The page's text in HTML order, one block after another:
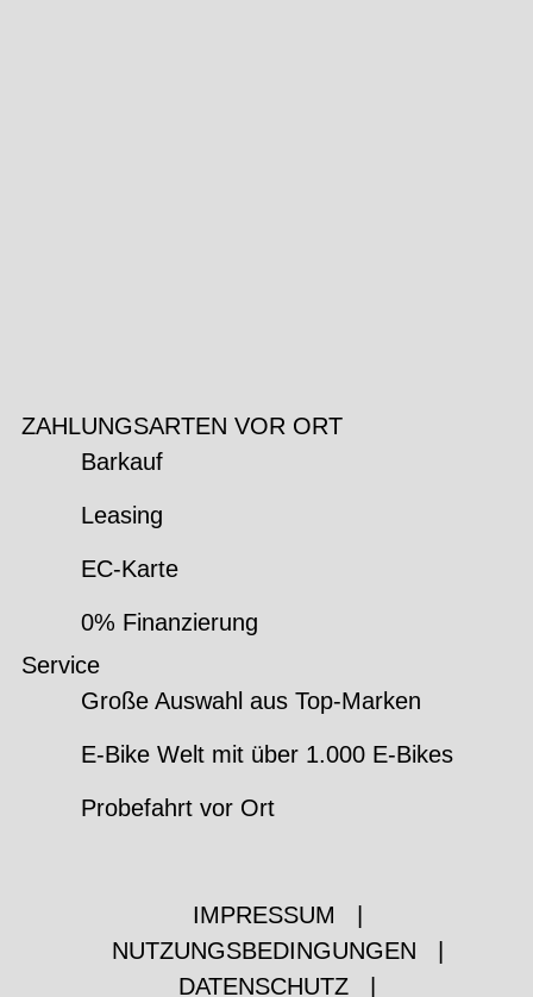
ZAHLUNGSARTEN VOR ORT
Barkauf
Leasing
EC-Karte
0% Finanzierung
Service
Große Auswahl aus Top-Marken
E-Bike Welt mit über 1.000 E-Bikes
Probefahrt vor Ort
IMPRESSUM
NUTZUNGSBEDINGUNGEN
DATENSCHUTZ